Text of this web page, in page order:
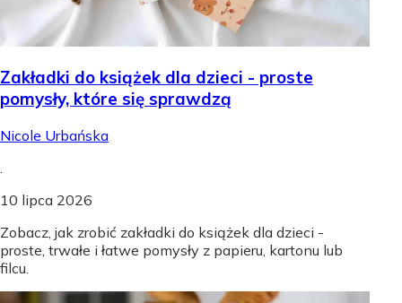
Zakładki do książek dla dzieci - proste
pomysły, które się sprawdzą
Nicole Urbańska
10 lipca 2026
Zobacz, jak zrobić zakładki do książek dla dzieci -
proste, trwałe i łatwe pomysły z papieru, kartonu lub
filcu.